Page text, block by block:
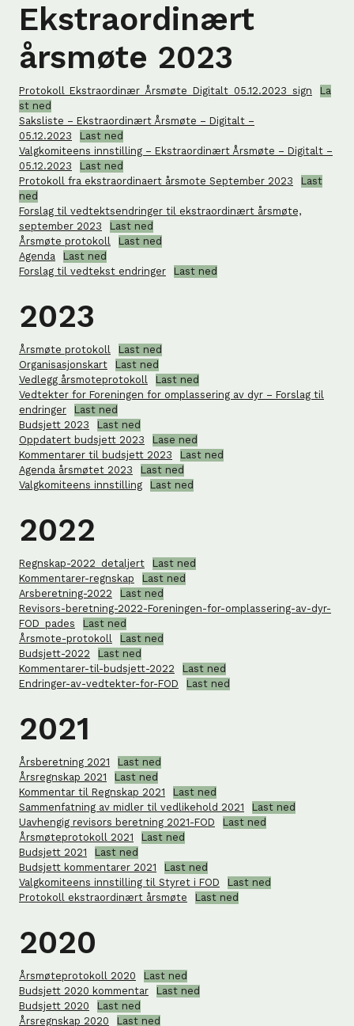
Ekstraordinært
årsmøte 2023
Protokoll_Ekstraordinær_Årsmøte_Digitalt_05.12.2023_sign
La
st ned
Saksliste – Ekstraordinært Årsmøte – Digitalt –
05.12.2023
Last ned
Valgkomiteens innstilling – Ekstraordinært Årsmøte – Digitalt –
05.12.2023
Last ned
Protokoll fra ekstraordinaert årsmote September 2023
Last
ned
Forslag til vedtektsendringer til ekstraordinært årsmøte,
september 2023
Last ned
Årsmøte protokoll
Last ned
Agenda
Last ned
Forslag til vedtekst endringer
Last ned
2023
Årsmøte protokoll
Last ned
Organisasjonskart
Last ned
Vedlegg årsmoteprotokoll
Last ned
Vedtekter for Foreningen for omplassering av dyr – Forslag til
endringer
Last ned
Budsjett 2023
Last ned
Oppdatert budsjett 2023
Lase ned
Kommentarer til budsjett 2023
Last ned
Agenda årsmøtet 2023
Last ned
Valgkomiteens innstilling
Last ned
2022
Regnskap-2022_detaljert
Last ned
Kommentarer-regnskap
Last ned
Arsberetning-2022
Last ned
Revisors-beretning-2022-Foreningen-for-omplassering-av-dyr-
FOD_pades
Last ned
Årsmote-protokoll
Last ned
Budsjett-2022
Last ned
Kommentarer-til-budsjett-2022
Last ned
Endringer-av-vedtekter-for-FOD
Last ned
2021
Årsberetning 2021
Last ned
Årsregnskap 2021
Last ned
Kommentar til Regnskap 2021
Last ned
Sammenfatning av midler til vedlikehold 2021
Last ned
Uavhengig revisors beretning 2021-FOD
Last ned
Årsmøteprotokoll 2021
Last ned
Budsjett 2021
Last ned
Budsjett kommentarer 2021
Last ned
Valgkomiteens innstilling til Styret i FOD
Last ned
Protokoll ekstraordinært årsmøte
Last ned
2020
Årsmøteprotokoll 2020
Last ned
Budsjett 2020 kommentar
Last ned
Budsjett 2020
Last ned
Årsregnskap 2020
Last ned